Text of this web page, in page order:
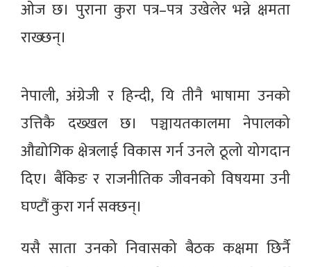
ओज छ। पुराना कुरा पत्र–पत्र उखेलेर भन्ने क्षमता
राख्छन्।
नेपाली, अंग्रेजी र हिन्दी, यि तीनै भाषामा उनको
उत्तिकै दख्खल छ। पञ्चायतकालमा नेपालको
औद्योगिक क्षेत्रलाई विकास गर्न उनले ठूलो योगदान
दिए। बैंकिङ र राजनीतिक जीवनको विषयमा उनी
घण्टौं कुरा गर्न सक्छन्।
यसै साता उनको निवासको बैठक कक्षमा छिर्नै